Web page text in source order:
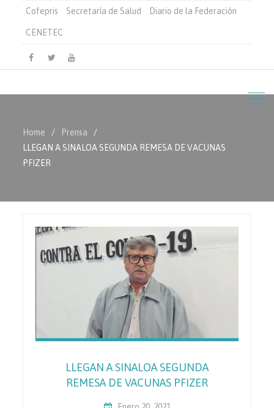
Cofepris Secretaría de Salud Diario de la Federación
CENETEC
Facebook
TwitterYoutube
Home
Prensa
LLEGAN A SINALOA SEGUNDA REMESA DE VACUNAS
PFIZER
LLEGAN A SINALOA SEGUNDA
REMESA DE VACUNAS PFIZER